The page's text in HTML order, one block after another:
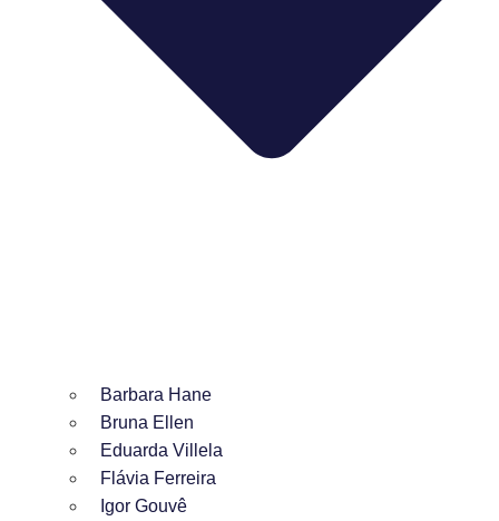
Barbara Hane
Bruna Ellen
Eduarda Villela
Flávia Ferreira
Igor Gouvê